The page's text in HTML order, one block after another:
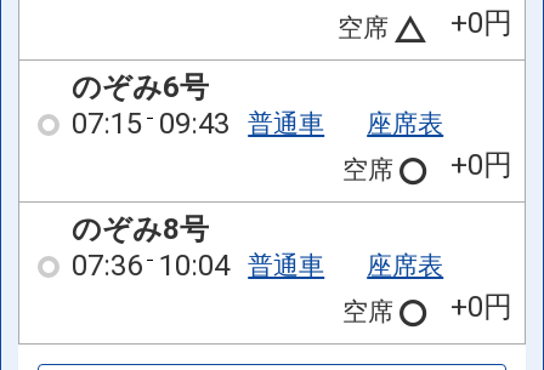
空席
+0円
のぞみ6号
07:15 09:43 普通車
座席表
空席
+0円
のぞみ8号
07:36 10:04 普通車
座席表
空席
+0円